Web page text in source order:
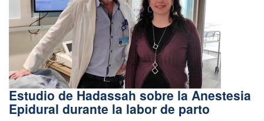
Estudio de Hadassah sobre la Anestesia
Epidural durante la labor de parto